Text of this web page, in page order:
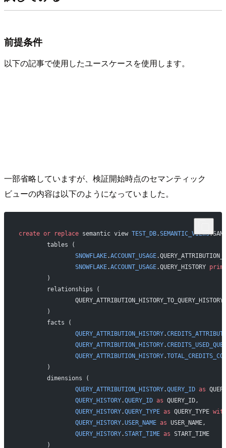
前提条件
以下の記事で使用したユースケースを使用します。
一部省略していますが、検証開始時点のセマンティック
ビューの内容は以下のようになっていました。
create or replace semantic view TEST_DB.SEMANTIC_VIEWS
	tables (
		SNOWFLAKE
.ACCOUNT_USAGE
		SNOWFLAKE
.ACCOUNT_USAGE.QUERY_HISTORY
	)
	relationships (
	)
	facts (
		QUERY_ATTRIBUTION_HISTORY
.
		QUERY_ATTRIBUTION_HISTORY
.
		QUERY_ATTRIBUTION_HISTORY
.
	)
	dimensions (
		QUERY_ATTRIBUTION_HISTORY
.QUERY_ID as
		QUERY_HISTORY
.QUERY_ID as QUERY_ID,
		QUERY_HISTORY
.QUERY_TYPE as QUERY_TYPE
		QUERY_HISTORY
.USER_NAME as USER_NAME,
		QUERY_HISTORY
.START_TIME as START_TIME
	)